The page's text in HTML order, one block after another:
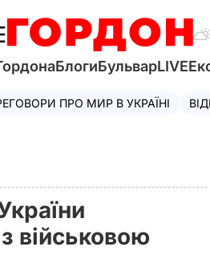
БлогиБульварLIVE
ПРО МИР В УКРАЇНІ
військовою